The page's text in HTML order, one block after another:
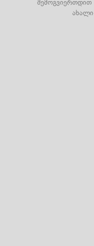
შემოგვიერთდით
ახალი